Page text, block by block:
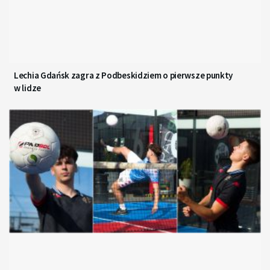
Lechia Gdańsk zagra z Podbeskidziem o pierwsze punkty
w lidze